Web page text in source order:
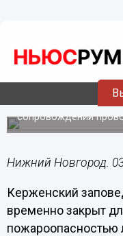
Керженский
высокой
сентября
Доступно только
сопровождении
Нижний Новгород.
Керженский
временно закрыт
пожароопасностью